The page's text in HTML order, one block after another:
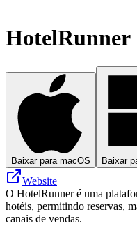
HotelRunner
Baixar para macOS
Website
O HotelRunner é uma
hotéis, permitindo reservas,
canais de vendas.